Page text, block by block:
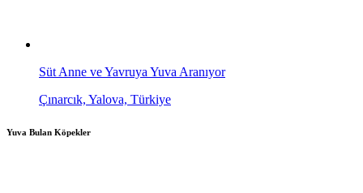
Süt Anne ve Yavruya Yuva Aranıyor
Çınarcık, Yalova, Türkiye
Yuva Bulan Köpekler